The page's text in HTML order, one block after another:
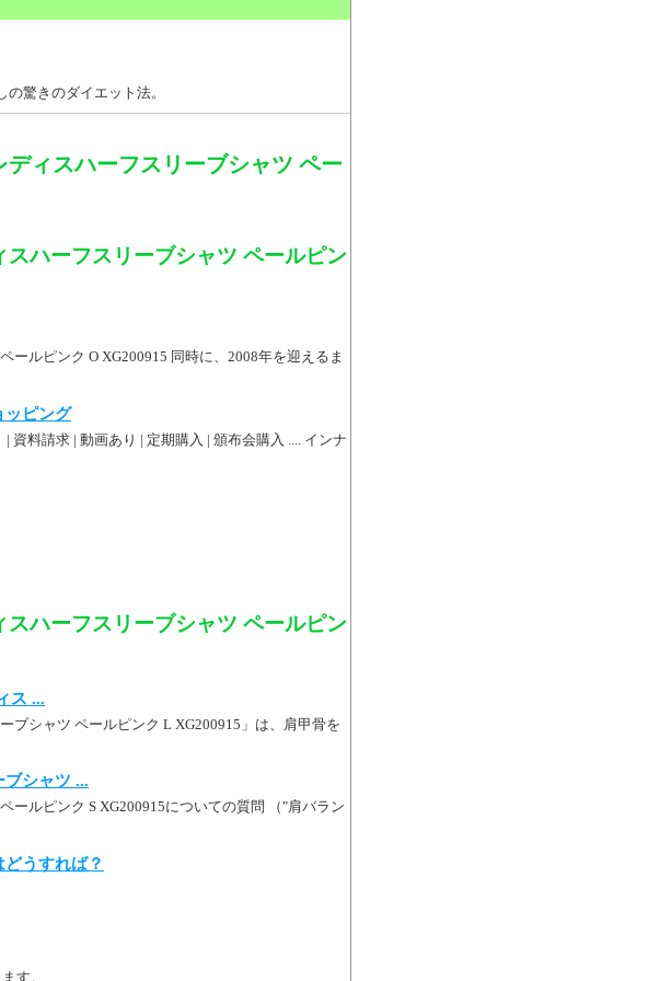
驚きのダイエット法。
ィスハーフスリーブシャツ ペー
ハーフスリーブシャツ ペールピン
ルピンク O XG200915 同時に、2008年を迎えるま
ッピング
資料請求 | 動画あり | 定期購入 | 頒布会購入 .... インナ
ハーフスリーブシャツ ペールピン
ス ...
ブシャツ ペールピンク L XG200915」は、肩甲骨を
シャツ ...
ールピンク S XG200915についての質問 （"肩バラン
うすれば？
す。